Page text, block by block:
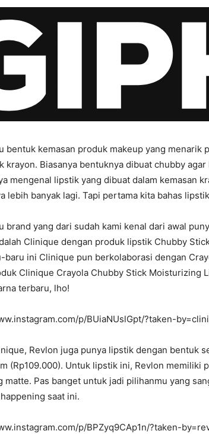
bentuk kemasan produk makeup yang menarik
krayon. Biasanya bentuknya dibuat chubby
mengenal lipstik yang dibuat dalam kemasan
lebih banyak lagi. Tapi pertama kita bahas
brand yang dari sudah kami kenal dari awal
Clinique dengan produk lipstik Chubby
baru ini Clinique pun berkolaborasi dengan
Clinique Crayola Chubby Stick Moisturizing
terbaru, lho!
p/BUiaNUslGpt/?taken-
Revlon juga punya lipstik dengan bentuk
(Rp109.000). Untuk lipstik ini, Revlon memiliki
matte. Pas banget untuk jadi pilihanmu yang
saat ini.
p/BPZyq9CAp1n/?taken-